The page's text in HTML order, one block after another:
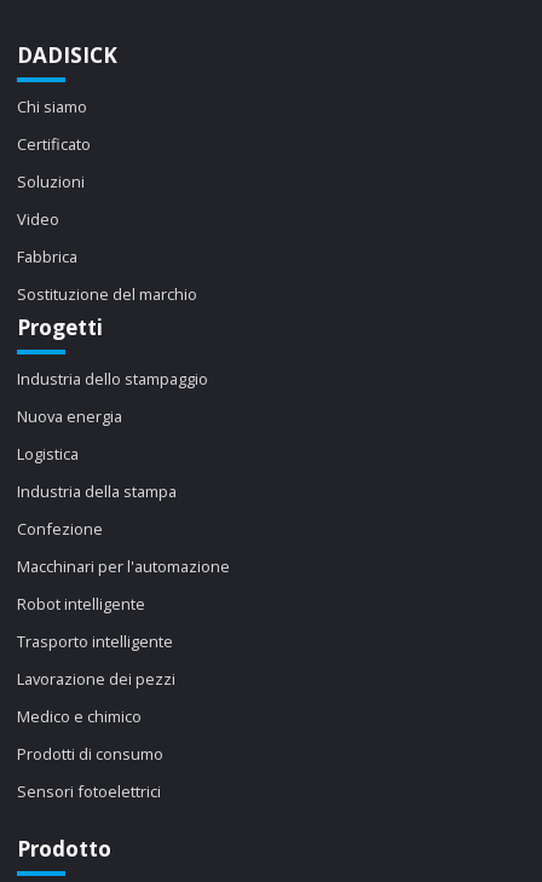
DADISICK
Chi siamo
Certificato
Soluzioni
Video
Fabbrica
Sostituzione del marchio
Progetti
Industria dello stampaggio
Nuova energia
Logistica
Industria della stampa
Confezione
Macchinari per l'automazione
Robot intelligente
Trasporto intelligente
Lavorazione dei pezzi
Medico e chimico
Prodotti di consumo
Sensori fotoelettrici
Prodotto